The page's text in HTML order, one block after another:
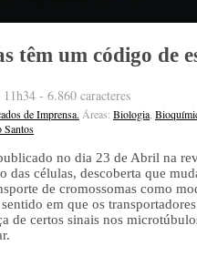
têm um código de
- 6.860 caracteres
de Imprensa. Áreas: Biologia,
no dia 23 de Abril na
das células, descoberta que
de cromossomas como
em que os
de certos sinais nos